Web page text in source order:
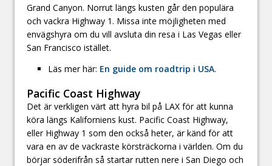
Grand Canyon. Norrut längs kusten går den populära
och vackra Highway 1. Missa inte möjligheten med
envägshyra om du vill avsluta din resa i Las Vegas eller
San Francisco istället.
Läs mer här: En guide om roadtrip i USA.
Pacific Coast Highway
Det är verkligen värt att hyra bil på LAX för att kunna
köra längs Kaliforniens kust. Pacific Coast Highway,
eller Highway 1 som den också heter, är känd för att
vara en av de vackraste körsträckorna i världen. Om du
börjar söderifrån så startar rutten nere i San Diego och